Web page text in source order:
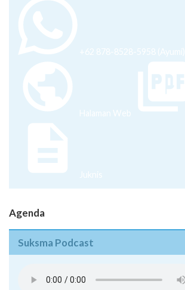
+62 878-8528-5958 (Ayumi)
Halaman Web
Juknis
Agenda
Suksma Podcast